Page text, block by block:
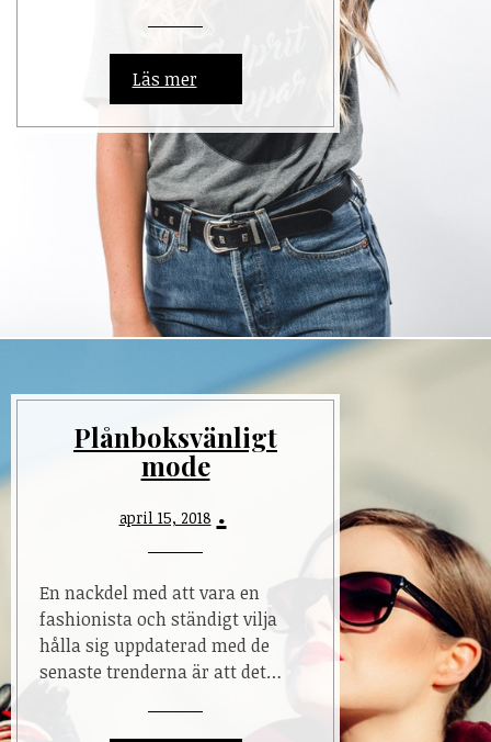
Läs mer
Plånboksvänligt
mode
april 15, 2018
En nackdel med att vara en
fashionista och ständigt vilja
hålla sig uppdaterad med de
senaste trenderna är att det…